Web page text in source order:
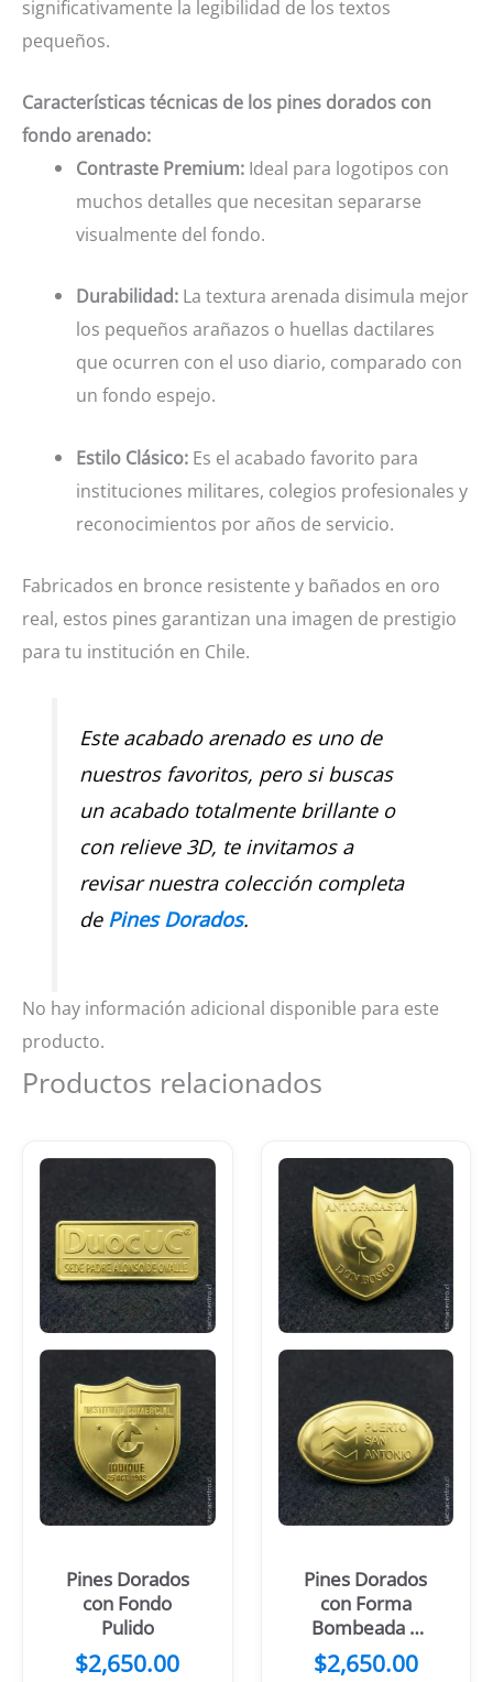
significativamente la legibilidad de los textos
pequeños.
Características técnicas de los pines dorados con
fondo arenado:
Contraste Premium: Ideal para logotipos con
muchos detalles que necesitan separarse
visualmente del fondo.
Durabilidad: La textura arenada disimula mejor
los pequeños arañazos o huellas dactilares
que ocurren con el uso diario, comparado con
un fondo espejo.
Estilo Clásico: Es el acabado favorito para
instituciones militares, colegios profesionales y
reconocimientos por años de servicio.
Fabricados en bronce resistente y bañados en oro
real, estos pines garantizan una imagen de prestigio
para tu institución en Chile.
Este acabado arenado es uno de
nuestros favoritos, pero si buscas
un acabado totalmente brillante o
con relieve 3D, te invitamos a
revisar nuestra colección completa
de Pines Dorados.
No hay información adicional disponible para este
producto.
Productos relacionados
Pines Dorados
con Fondo
Pulido
$2,650.00
Pines Dorados
con Forma
Bombeada y
Fondo Pulido
$2,650.00